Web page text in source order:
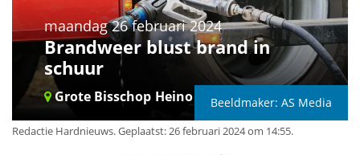
maandag 26 februari 2024
Brandweer blust brand in
schuur
Grote Bisschop Heino Beeldmaker: AS Media
Redactie Hardnieuws.Geplaatst: 26 februari 2024 om 14:55.